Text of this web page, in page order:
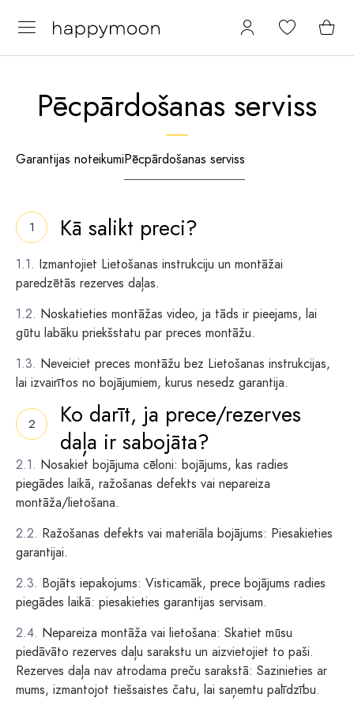
Pēcpārdošanas serviss
Garantijas noteikumiPēcpārdošanas serviss
Kā salikt preci?
Izmantojiet Lietošanas instrukciju un montāžai
paredzētās rezerves daļas.
Noskatieties montāžas video, ja tāds ir pieejams, lai
gūtu labāku priekšstatu par preces montāžu.
Neveiciet preces montāžu bez Lietošanas instrukcijas,
lai izvairītos no bojājumiem, kurus nesedz garantija.
Ko darīt, ja prece/rezerves
daļa ir sabojāta?
Nosakiet bojājuma cēloni: bojājums, kas radies
piegādes laikā, ražošanas defekts vai nepareiza
montāža/lietošana.
Ražošanas defekts vai materiāla bojājums: Piesakieties
garantijai.
Bojāts iepakojums: Visticamāk, prece bojājums radies
piegādes laikā: piesakieties garantijas servisam.
Nepareiza montāža vai lietošana: Skatiet mūsu
piedāvāto rezerves daļu sarakstu un aizvietojiet to paši.
Rezerves daļa nav atrodama preču sarakstā: Sazinieties ar
mums, izmantojot tiešsaistes čatu, lai saņemtu palīdzību.